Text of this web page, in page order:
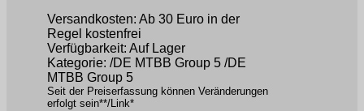
Versandkosten: Ab 30 Euro in der
Regel kostenfrei
Verfügbarkeit: Auf Lager
Kategorie: /DE MTBB Group 5 /DE
MTBB Group 5
Seit der Preiserfassung können Veränderungen
erfolgt sein**/Link*